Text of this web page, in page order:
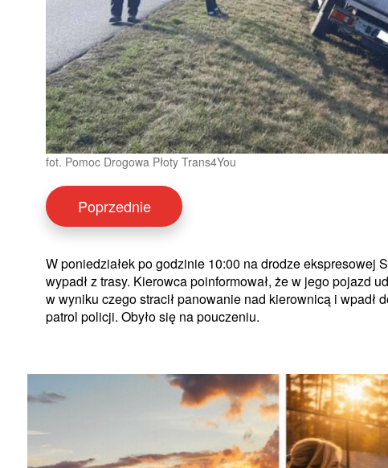
fot. Pomoc Drogowa Płoty Trans4You
Poprzednie
W poniedziałek po godzinie 10:00 na drodze ekspresowej
wypadł z trasy. Kierowca poinformował, że w jego pojazd
w wyniku czego stracił panowanie nad kierownicą i wpadł
patrol policji. Obyło się na pouczeniu.